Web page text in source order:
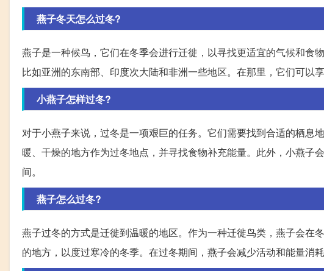
燕子冬天怎么过冬?
燕子是一种候鸟，它们在冬季会进行迁徙，以寻找更适宜的气候和食
比如亚洲的东南部、印度次大陆和非洲一些地区。在那里，它们可以
小燕子怎样过冬?
对于小燕子来说，过冬是一项艰巨的任务。它们需要找到合适的栖息
暖、干燥的地方作为过冬地点，并寻找食物补充能量。此外，小燕子
间。
燕子怎么过冬?
燕子过冬的方式是迁徙到温暖的地区。作为一种迁徙鸟类，燕子会在
的地方，以度过寒冷的冬季。在过冬期间，燕子会减少活动和能量消